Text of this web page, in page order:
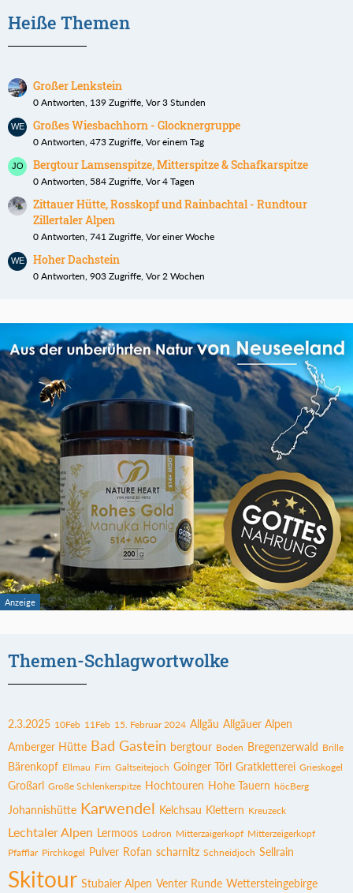
Heiße Themen
Großer Lenkstein
0 Antworten, 139 Zugriffe, Vor 3 Stunden
Großes Wiesbachhorn - Glocknergruppe
0 Antworten, 473 Zugriffe, Vor einem Tag
Bergtour Lamsenspitze, Mitterspitze & Schafkarspitze
0 Antworten, 584 Zugriffe, Vor 4 Tagen
Zittauer Hütte, Rosskopf und Rainbachtal - Rundtour
Zillertaler Alpen
0 Antworten, 741 Zugriffe, Vor einer Woche
Hoher Dachstein
0 Antworten, 903 Zugriffe, Vor 2 Wochen
Themen-Schlagwortwolke
2.3.2025 10Feb 11Feb 15. Februar 2024 Allgäu Allgäuer Alpen
Amberger Hütte Bad Gastein bergtour Boden Bregenzerwald Brille
Bärenkopf Ellmau Firn Galtseitejoch Goinger Törl Gratkletterei Grieskogel
Großarl Große Schlenkerspitze Hochtouren Hohe Tauern höcBerg
Johannishütte Karwendel Kelchsau Klettern Kreuzeck
Lechtaler Alpen Lermoos Lodron Mitterzaigerkopf Mitterzeigerkopf
Pfafflar Pirchkogel Pulver Rofan scharnitz Schneidjoch Sellrain
Skitour Stubaier Alpen Venter Runde Wettersteingebirge